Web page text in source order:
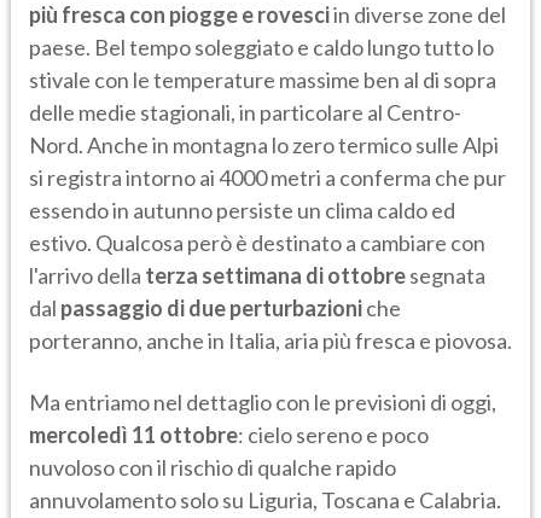
più fresca con piogge e rovesciin diverse zone del
paese. Bel tempo soleggiato e caldo lungo tutto lo
stivale con le temperature massime ben al di sopra
delle medie stagionali, in particolare al Centro-
Nord. Anche in montagna lo zero termico sulle Alpi
si registra intorno ai 4000 metri a conferma che pur
essendo in autunno persiste un clima caldo ed
estivo. Qualcosa però è destinato a cambiare con
l'arrivo della terza settimana di ottobresegnata
dal passaggio di due perturbazioniche
porteranno, anche in Italia, aria più fresca e piovosa.
Ma entriamo nel dettaglio con le previsioni di oggi,
mercoledì 11 ottobre: cielo sereno e poco
nuvoloso con il rischio di qualche rapido
annuvolamento solo su Liguria, Toscana e Calabria.